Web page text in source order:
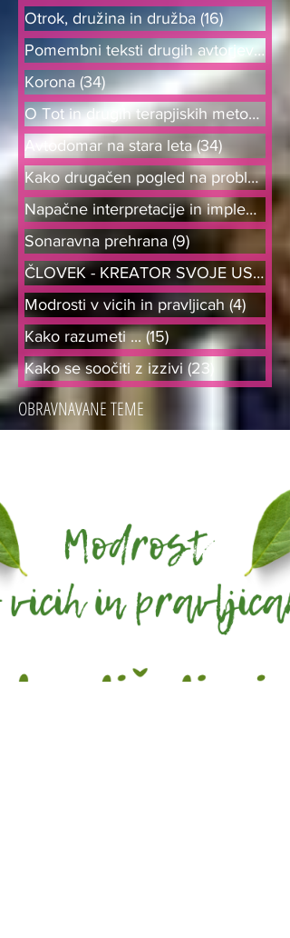
Otrok, družina in družba (16) 16 objav
Pomembni teksti drugih avtorjev(6)6
Korona (34)34 objav
O Tot in drugih terapjiskih metodah
Avtodomar na stara leta (34)
Kako drugačen pogled na probleme od
Napačne interpretacije in implement
Sonaravna prehrana (9)
ČLOVEK - KREATOR SVOJE USODE
Modrosti v vicih in pravljicah (4) 4
Kako razumeti ... (15) 15 objav
Kako se soočiti z izzivi (23)
OBRAVNAVANE TEME